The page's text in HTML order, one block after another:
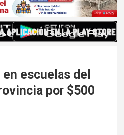
escuelas del
por $500